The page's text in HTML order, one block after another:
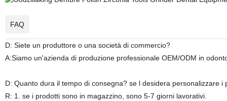
FAQ
D: Siete un produttore o una società di commercio?
A:Siamo un'azienda di produzione professionale OEM/ODM in
D: Quanto dura il tempo di consegna? se l desidera personalizzare i
R: 1. se i prodotti sono in magazzino, sono 5-7 giorni lavorativi.